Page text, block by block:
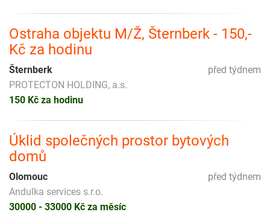
Ostraha objektu M/Ž, Šternberk - 150,-
Kč za hodinu
před týdnem
Šternberk
PROTECTON HOLDING, a.s.
150 Kč za hodinu
Úklid společných prostor bytových
domů
před týdnem
Olomouc
Andulka services s.r.o.
30000 - 33000 Kč za měsíc